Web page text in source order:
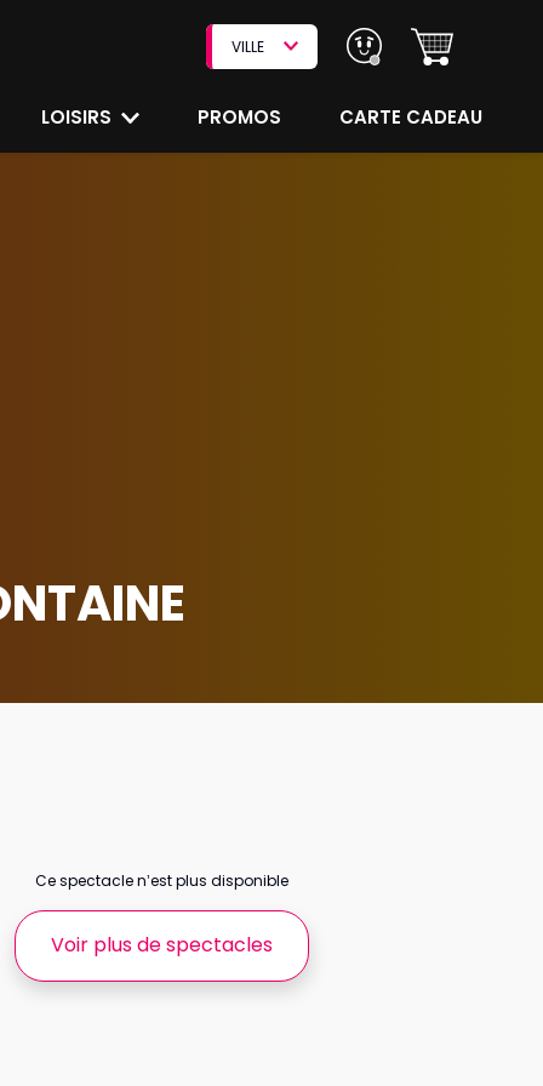
VILLE
LOISIRS PROMOS CARTE CADEAU
Ce spectacle n’est plus disponible
Voir plus de spectacles